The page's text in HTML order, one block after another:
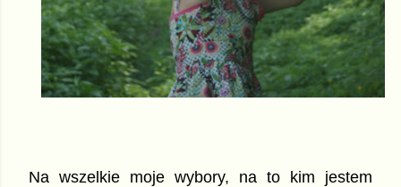
Na wszelkie moje wybory, na to kim jestem